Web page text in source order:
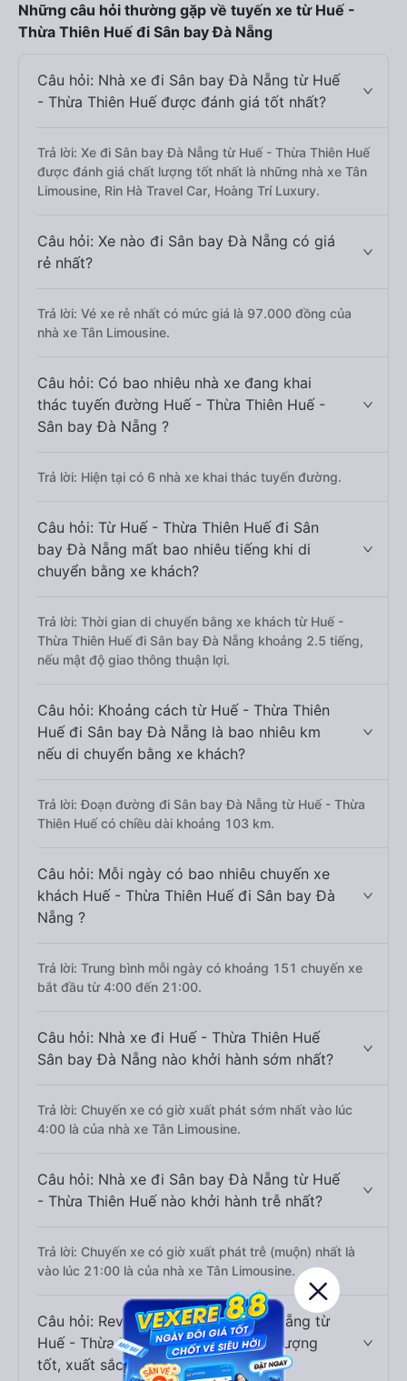
Những câu hỏi thường gặp về tuyến xe từ Huế -
Thừa Thiên Huế đi Sân bay Đà Nẵng
Câu hỏi: Nhà xe đi Sân bay Đà Nẵng từ Huế
- Thừa Thiên Huế được đánh giá tốt nhất?
Trả lời: Xe đi Sân bay Đà Nẵng từ Huế - Thừa Thiên Huế
được đánh giá chất lượng tốt nhất là những nhà xe Tân
Limousine, Rin Hà Travel Car, Hoàng Trí Luxury.
Câu hỏi: Xe nào đi Sân bay Đà Nẵng có giá
rẻ nhất?
Trả lời: Vé xe rẻ nhất có mức giá là 97.000 đồng của
nhà xe Tân Limousine.
Câu hỏi: Có bao nhiêu nhà xe đang khai
thác tuyến đường Huế - Thừa Thiên Huế -
Sân bay Đà Nẵng ?
Trả lời: Hiện tại có 6 nhà xe khai thác tuyến đường.
Câu hỏi: Từ Huế - Thừa Thiên Huế đi Sân
bay Đà Nẵng mất bao nhiêu tiếng khi di
chuyển bằng xe khách?
Trả lời: Thời gian di chuyển bằng xe khách từ Huế -
Thừa Thiên Huế đi Sân bay Đà Nẵng khoảng 2.5 tiếng,
nếu mật độ giao thông thuận lợi.
Câu hỏi: Khoảng cách từ Huế - Thừa Thiên
Huế đi Sân bay Đà Nẵng là bao nhiêu km
nếu di chuyển bằng xe khách?
Trả lời: Đoạn đường đi Sân bay Đà Nẵng từ Huế - Thừa
Thiên Huế có chiều dài khoảng 103 km.
Câu hỏi: Mỗi ngày có bao nhiêu chuyến xe
khách Huế - Thừa Thiên Huế đi Sân bay Đà
Nẵng ?
Trả lời: Trung bình mỗi ngày có khoảng 151 chuyến xe
bắt đầu từ 4:00 đến 21:00.
Câu hỏi: Nhà xe đi Huế - Thừa Thiên Huế
Sân bay Đà Nẵng nào khởi hành sớm nhất?
Trả lời: Chuyến xe có giờ xuất phát sớm nhất vào lúc
4:00 là của nhà xe Tân Limousine.
Câu hỏi: Nhà xe đi Sân bay Đà Nẵng từ Huế
- Thừa Thiên Huế nào khởi hành trễ nhất?
Trả lời: Chuyến xe có giờ xuất phát trễ (muộn) nhất là
vào lúc 21:00 là của nhà xe Tân Limousine.
Câu hỏi: Review xe đi Sân bay Đà Nẵng từ
Huế - Thừa Thiên Huế nào có chất lượng
tốt, xuất sắc, cao cấp nhất?